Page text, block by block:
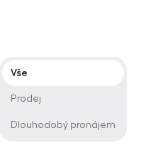
Typ nabídky
Vše
Prodej
Dlouhodobý pronájem